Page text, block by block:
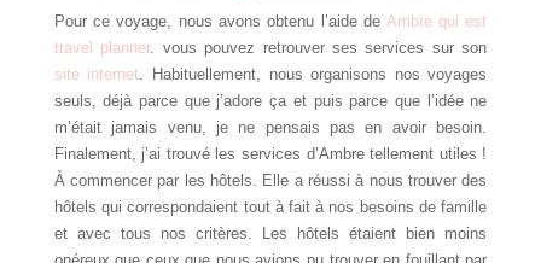
Pour ce voyage, nous avons obtenu l’aide de Ambre qui est
travel planner. vous pouvez retrouver ses services sur son
site internet . Habituellement, nous organisons nos voyages
seuls, déjà parce que j’adore ça et puis parce que l’idée ne
m’était jamais venu, je ne pensais pas en avoir besoin.
Finalement, j’ai trouvé les services d’Ambre tellement utiles !
À commencer par les hôtels. Elle a réussi à nous trouver des
hôtels qui correspondaient tout à fait à nos besoins de famille
et avec tous nos critères. Les hôtels étaient bien moins